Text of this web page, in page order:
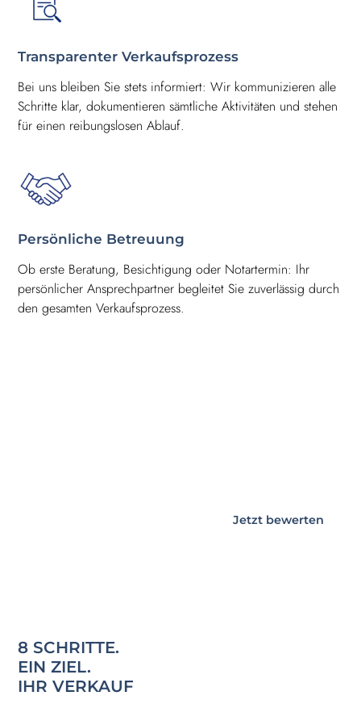
Transparenter Verkaufsprozess
Bei uns bleiben Sie stets informiert: Wir kommunizieren alle
Schritte klar, dokumentieren sämtliche Aktivitäten und stehen
für einen reibungslosen Ablauf.
Persönliche Betreuung
Ob erste Beratung, Besichtigung oder Notartermin: Ihr
persönlicher Ansprechpartner begleitet Sie zuverlässig durch
den gesamten Verkaufsprozess.
Jetzt bewerten
8 SCHRITTE.
EIN ZIEL.
IHR VERKAUF